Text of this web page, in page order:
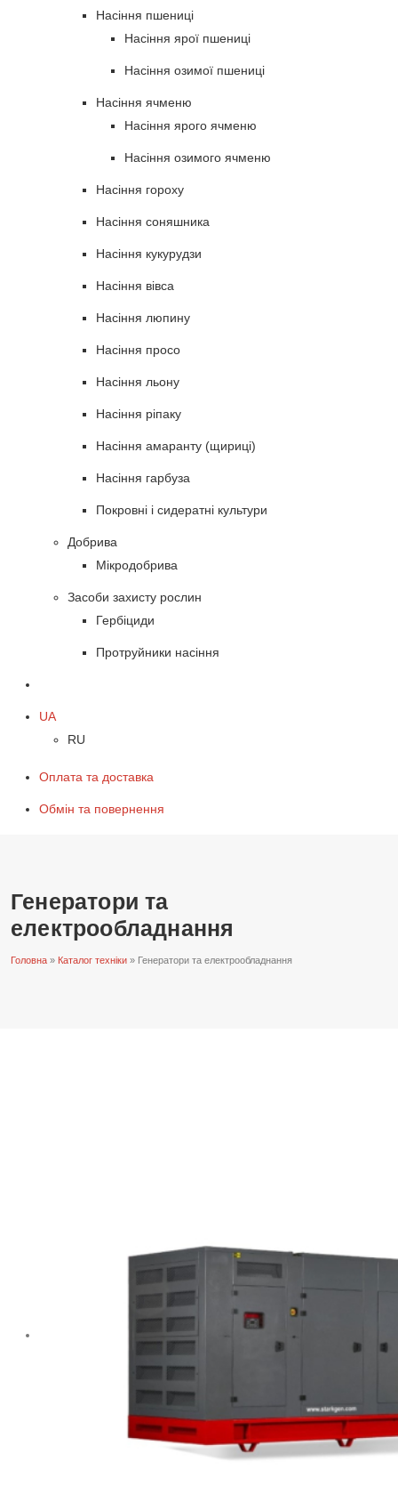
Насіння пшениці
Насіння ярої пшениці
Насіння озимої пшениці
Насіння ячменю
Насіння ярого ячменю
Насіння озимого ячменю
Насіння гороху
Насіння соняшника
Насіння кукурудзи
Насіння вівса
Насіння люпину
Насіння просо
Насіння льону
Насіння ріпаку
Насіння амаранту (щириці)
Насіння гарбуза
Покровні і сидератні культури
Добрива
Мікродобрива
Засоби захисту рослин
Гербіциди
Протруйники насіння
UA
RU
Оплата та доставка
Обмін та повернення
Генератори та
електрообладнання
Головна » Каталог техніки » Генератори та електрообладнання